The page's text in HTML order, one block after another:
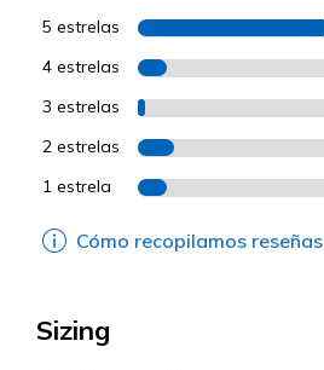
5 estrelas
4 estrelas
3 estrelas
2 estrelas
1 estrela
Cómo recopilamos reseñas
Sizing